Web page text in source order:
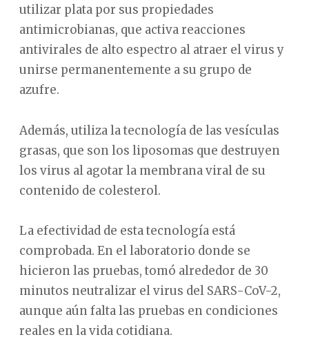
utilizar plata por sus propiedades
antimicrobianas, que activa reacciones
antivirales de alto espectro al atraer el virus y
unirse permanentemente a su grupo de
azufre.
Además, utiliza la tecnología de las vesículas
grasas, que son los liposomas que destruyen
los virus al agotar la membrana viral de su
contenido de colesterol.
La efectividad de esta tecnología está
comprobada. En el laboratorio donde se
hicieron las pruebas, tomó alrededor de 30
minutos neutralizar el virus del SARS-CoV-2,
aunque aún falta las pruebas en condiciones
reales en la vida cotidiana.